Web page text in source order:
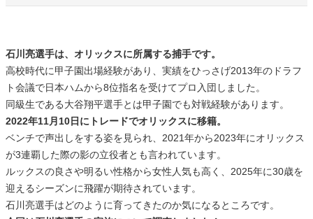
石川亮選手は、オリックスに所属する捕手です。
高校時代に甲子園出場経験があり、実績をひっさげ2013年のドラフ
ト会議で日本ハムから8位指名を受けてプロ入団しました。
同級生である大谷翔平選手とは甲子園でも対戦経験があります。
2022年11月10日にトレードでオリックスに移籍。
ベンチで声出しをする姿を見られ、2021年から2023年にオリックス
が3連覇した際の影の立役者とも言われています。
ルックスの良さや明るい性格から女性人気も高く、2025年に30歳を
迎えるシーズンに飛躍が期待されています。
石川亮選手はどのように育ってきたのか気になるところです。